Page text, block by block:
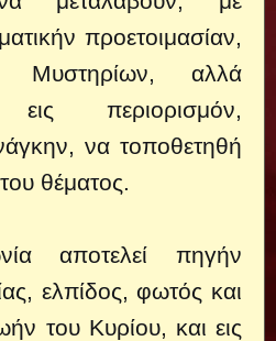
προετοιμασίαν,
Μυστηρίων, αλλά
εις περιορισμόν,
να τοποθετηθή
θέματος.
αποτελεί πηγήν
ελπίδος, φωτός και
του Κυρίου, και εις